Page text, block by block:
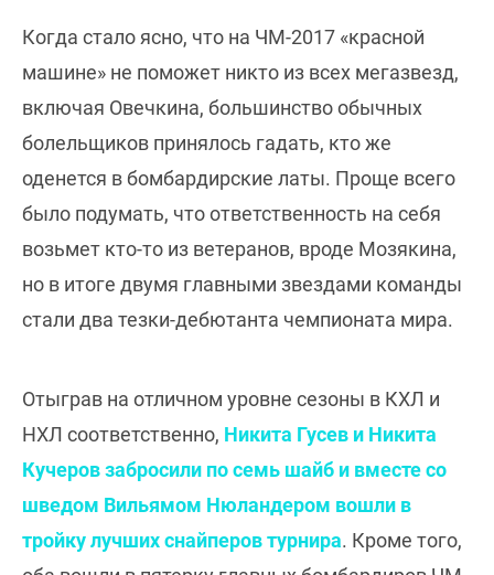
Когда стало ясно, что на ЧМ-2017 «красной
машине» не поможет никто из всех мегазвезд,
включая Овечкина, большинство обычных
болельщиков принялось гадать, кто же
оденется в бомбардирские латы. Проще всего
было подумать, что ответственность на себя
возьмет кто-то из ветеранов, вроде Мозякина,
но в итоге двумя главными звездами команды
стали два тезки-дебютанта чемпионата мира.
Отыграв на отличном уровне сезоны в КХЛ и
НХЛ соответственно, Никита Гусев и Никита
Кучеров забросили по семь шайб и вместе со
шведом Вильямом Нюландером вошли в
тройку лучших снайперов турнира. Кроме того,